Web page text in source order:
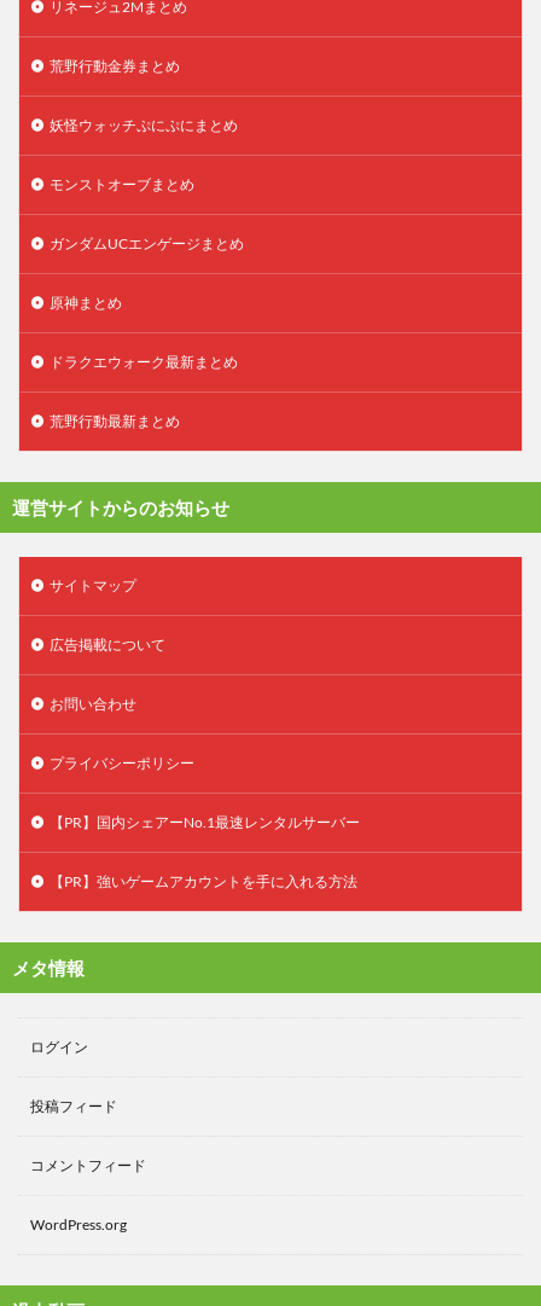
リネージュ2Mまとめ
荒野行動金券まとめ
妖怪ウォッチぷにぷにまとめ
モンストオーブまとめ
ガンダムUCエンゲージまとめ
原神まとめ
ドラクエウォーク最新まとめ
荒野行動最新まとめ
運営サイトからのお知らせ
サイトマップ
広告掲載について
お問い合わせ
プライバシーポリシー
【PR】国内シェアーNo.1最速レンタルサーバー
【PR】強いゲームアカウントを手に入れる方法
メタ情報
ログイン
投稿フィード
コメントフィード
WordPress.org